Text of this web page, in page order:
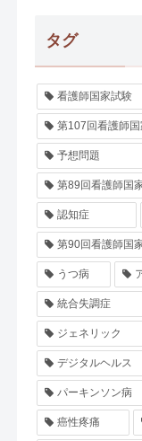
タグ
看護師国家試験
第107回看護師
予想問題
第89回看護師国
認知症
第90回看護師国
うつ病
統合失調症
ジェネリック
デジタルヘルス
パーキンソン病
癌性疼痛